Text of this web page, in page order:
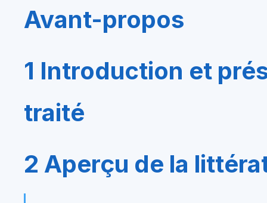
Avant-propos
1 Introduction et
traité
2 Aperçu de la